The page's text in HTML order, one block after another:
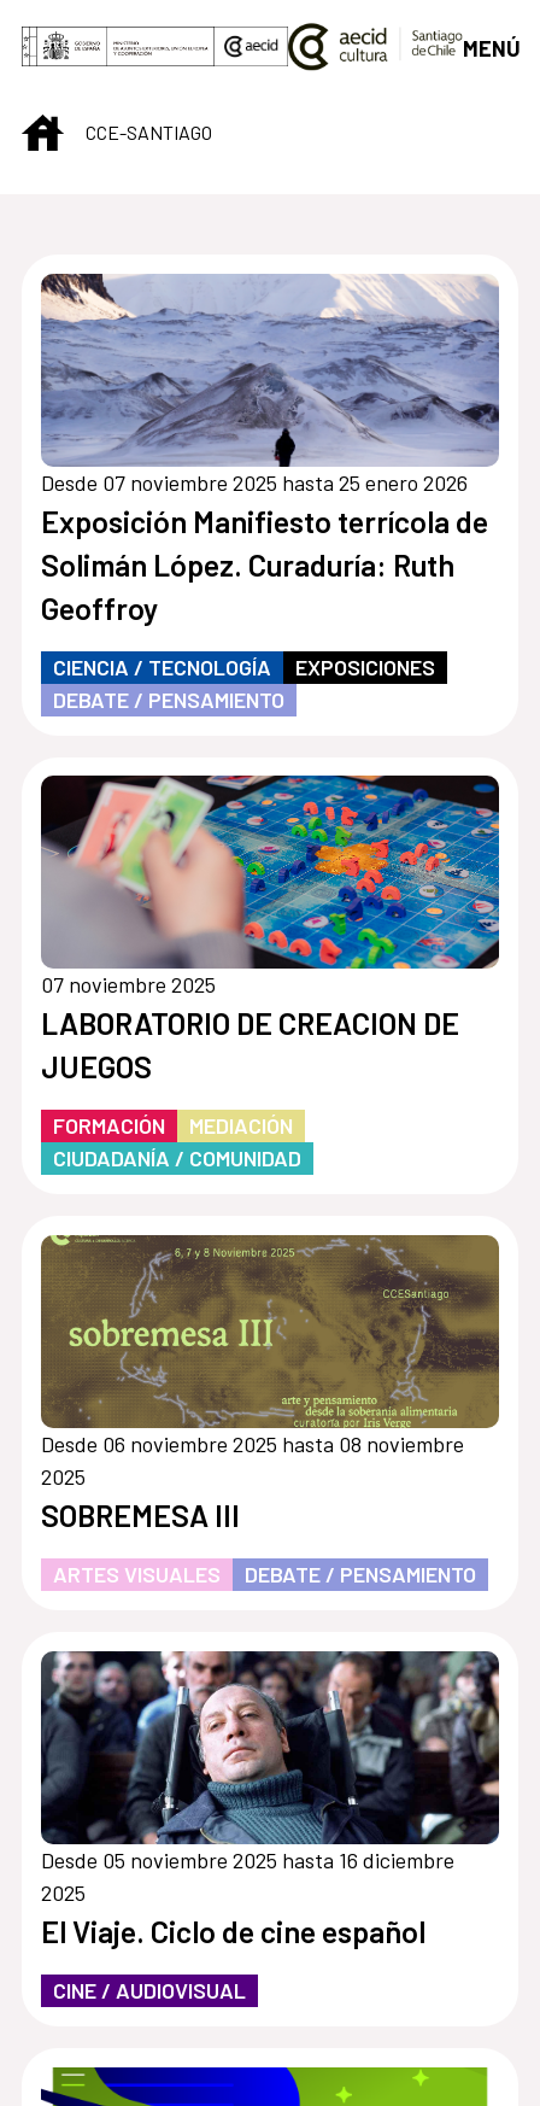
Saltar al contenido principal
MENÚ
INICIOCCE-SANTIAGO
Desde 07 noviembre 2025 hasta 25 enero 2026
Exposición Manifiesto terrícola de
Solimán López. Curaduría: Ruth
Geoffroy
CIENCIA / TECNOLOGÍA
EXPOSICIONES
DEBATE / PENSAMIENTO
07 noviembre 2025
LABORATORIO DE CREACION DE
JUEGOS
FORMACIÓN
MEDIACIÓN
CIUDADANÍA / COMUNIDAD
Desde 06 noviembre 2025 hasta 08 noviembre
2025
SOBREMESA III
ARTES VISUALES DEBATE / PENSAMIENTO
Desde 05 noviembre 2025 hasta 16 diciembre
2025
El Viaje. Ciclo de cine español
CINE / AUDIOVISUAL